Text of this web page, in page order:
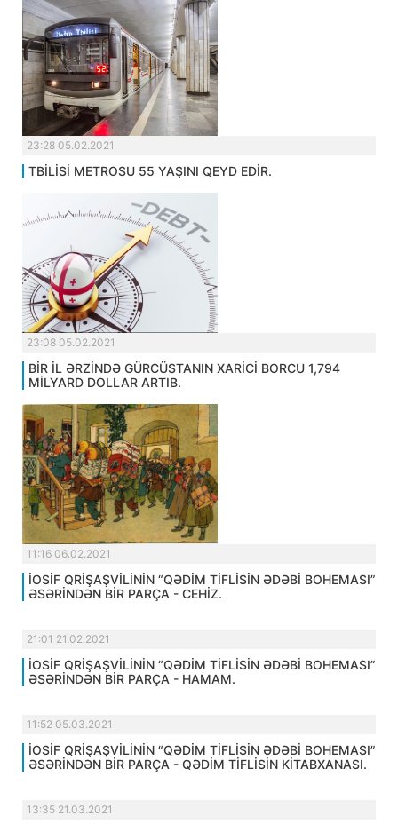
23:28 05.02.2021
TBİLİSİ METROSU 55 YAŞINI QEYD EDİR.
23:08 05.02.2021
BİR İL ƏRZİNDƏ GÜRCÜSTANIN XARİCİ BORCU 1,794
MİLYARD DOLLAR ARTIB.
11:16 06.02.2021
İOSİF QRİŞAŞVİLİNİN “QƏDİM TİFLİSİN ƏDƏBİ BOHEMASI”
ƏSƏRİNDƏN BİR PARÇA - CEHİZ.
21:01 21.02.2021
İOSİF QRİŞAŞVİLİNİN “QƏDİM TİFLİSİN ƏDƏBİ BOHEMASI”
ƏSƏRİNDƏN BİR PARÇA - HAMAM.
11:52 05.03.2021
İOSİF QRİŞAŞVİLİNİN “QƏDİM TİFLİSİN ƏDƏBİ BOHEMASI”
ƏSƏRİNDƏN BİR PARÇA - QƏDİM TİFLİSİN KİTABXANASI.
13:35 21.03.2021